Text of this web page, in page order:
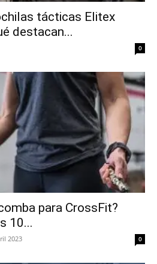
tácticas Elitex
destacan...
0
para CrossFit?
10...
2023 0